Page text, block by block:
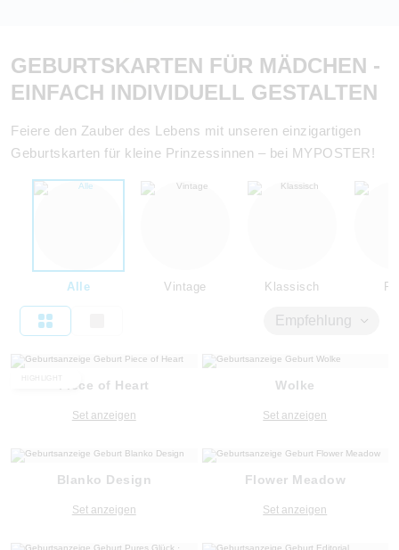
GEBURTSKARTEN FÜR MÄDCHEN -
EINFACH INDIVIDUELL GESTALTEN
Feiere den Zauber des Lebens mit unseren einzigartigen
Geburtskarten für kleine Prinzessinnen – bei MYPOSTER!
Alle Vintage Klassisch
Empfehlung
Piece of Heart
Set anzeigen
Wolke
Set anzeigen
Blanko Design
Set anzeigen
Flower Meadow
Set anzeigen